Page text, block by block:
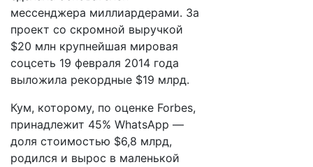
мессенджера миллиардерами. За
проект со скромной выручкой
$20 млн крупнейшая мировая
соцсеть 19 февраля 2014 года
выложила рекордные $19 млрд.
Кум, которому, по оценке Forbes,
принадлежит 45% WhatsApp —
доля стоимостью $6,8 млрд,
родился и вырос в маленькой